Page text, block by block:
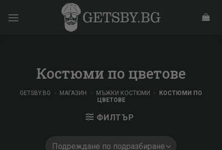
Костюми по цветове
GETSBY.BG МАГАЗИН МЪЖКИ КОСТЮМИ
КОСТЮМИ ПО
ЦВЕТОВЕ
ФИЛТЪР